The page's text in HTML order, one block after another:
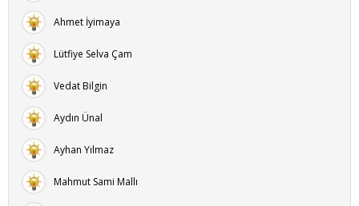
Ahmet İyimaya
Lütfiye Selva Çam
Vedat Bilgin
Aydın Ünal
Ayhan Yılmaz
Mahmut Sami Mallı